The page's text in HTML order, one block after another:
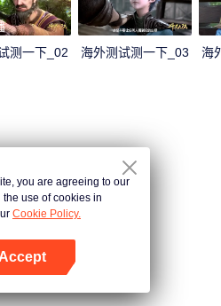
武魂觉醒，他能否在这片武魂的世界再
测一下_02 海外测试测一下_03 海
you are agreeing to our
the use of cookies in
Cookie Policy.
Accept